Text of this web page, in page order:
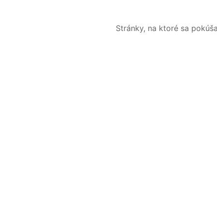
Stránky, na ktoré sa